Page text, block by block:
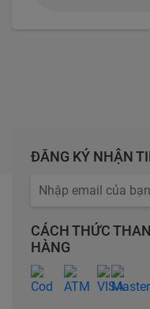
ĐĂNG KÝ NHẬN
CÁCH THỨC
HÀNG